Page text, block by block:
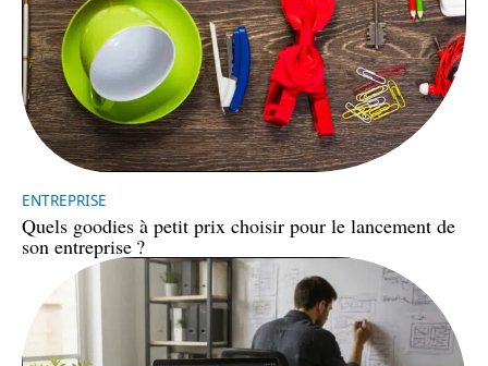
ENTREPRISE
Quels goodies à petit prix choisir pour le lancement de
son entreprise ?